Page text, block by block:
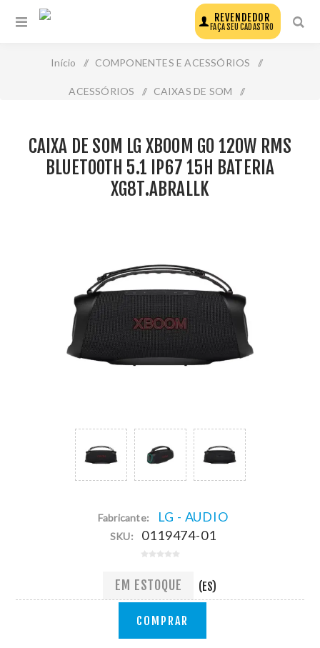
REVENDEDOR
FAÇA SEU CADASTRO
Início / COMPONENTES E ACESSÓRIOS /
ACESSÓRIOS / CAIXAS DE SOM /
15h Bateria Xg8t.Abrallk
CAIXA DE SOM LG XBOOM GO 120W RMS
BLUETOOTH 5.1 IP67 15H BATERIA
XG8T.ABRALLK
Fabricante: LG - AUDIO
SKU: 0119474-01
EM ESTOQUE (ES)
COMPRAR